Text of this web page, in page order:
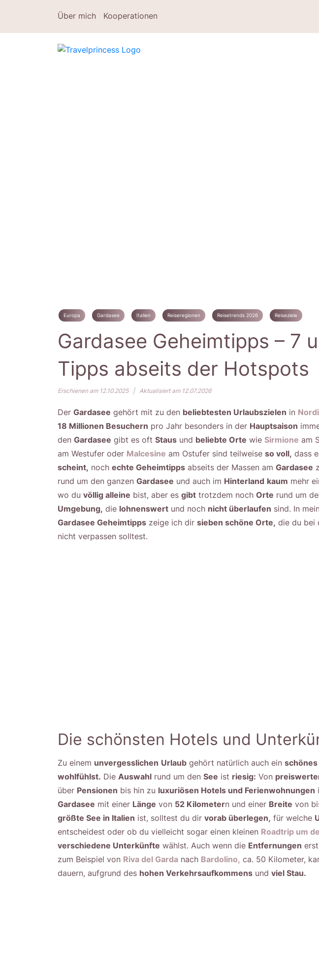
Über mich Kooperationen
Europa Gardasee Italien Reiseregionen Reisetrends 2026 Reiseziele
Gardasee Geheimtipps – 7
Tipps abseits der Hotspots
Erschienen am 12.10.2025 | Aktualisiert am 12.07.2026
Der Gardasee gehört mit zu den beliebtesten Urlaubszielen in
18 Millionen Besuchern pro Jahr besonders in der Hauptsaison
den Gardasee gibt es oft Staus und beliebte Orte wie Sirmione am
am Westufer oder Malcesine am Ostufer sind teilweise so voll, dass
scheint, noch echte Geheimtipps abseits der Massen am Gardasee
rund um den ganzen Gardasee und auch im Hinterland kaum mehr
wo du völlig alleine bist, aber es gibt trotzdem noch Orte rund um
Umgebung, die lohnenswert und noch nicht überlaufen sind. In
Gardasee Geheimtipps zeige ich dir sieben schöne Orte, die du bei
nicht verpassen solltest.
Die schönsten Hotels und
Zu einem unvergesslichen Urlaub gehört natürlich auch ein
wohlfühlst. Die Auswahl rund um den See ist riesig: Von
über Pensionen bis hin zu luxuriösen Hotels und Ferienwohnungen
Gardasee mit einer Länge von 52 Kilometern und einer Breite von
größte See in Italien ist, solltest du dir vorab überlegen, für welche
entscheidest oder ob du vielleicht sogar einen kleinen Roadtrip um
verschiedene Unterkünfte wählst. Auch wenn die Entfernungen
zum Beispiel von Riva del Garda nach Bardolino, ca. 50 Kilometer,
dauern, aufgrund des hohen Verkehrsaufkommens und viel Stau.